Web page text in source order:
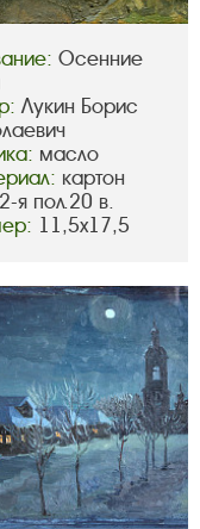
Осенние
Лукин Борис
масло
картон
2-я пол.20 в.
11,5х17,5